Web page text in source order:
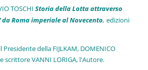
TOSCHIStoria della Lotta attraverso
Roma imperiale al Novecento, edizioni
della FIJLKAM, DOMENICO
scrittore VANNI LORIGA, l'Autore.